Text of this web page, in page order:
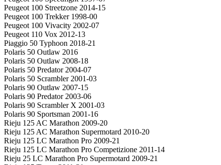
Peugeot 100 Streetzone 2014-15
Peugeot 100 Trekker 1998-00
Peugeot 100 Vivacity 2002-07
Peugeot 110 Vox 2012-13
Piaggio 50 Typhoon 2018-21
Polaris 50 Outlaw 2016
Polaris 50 Outlaw 2008-18
Polaris 50 Predator 2004-07
Polaris 50 Scrambler 2001-03
Polaris 90 Outlaw 2007-15
Polaris 90 Predator 2003-06
Polaris 90 Scrambler X 2001-03
Polaris 90 Sportsman 2001-16
Rieju 125 AC Marathon 2009-20
Rieju 125 AC Marathon Supermotard 2010-20
Rieju 125 LC Marathon Pro 2009-21
Rieju 125 LC Marathon Pro Competizione 2011-14
Rieju 25 LC Marathon Pro Supermotard 2009-21